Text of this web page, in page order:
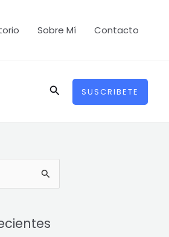
Sobre Mí Contacto
BuscarSUSCRIBETE